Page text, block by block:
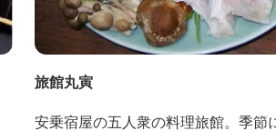
旅館丸寅
安乗宿屋の五人衆の料理旅館。季節